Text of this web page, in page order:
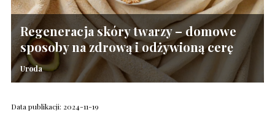
Regeneracja skóry twarzy – domowe
sposoby na zdrową i odżywioną cerę
Uroda
Data publikacji: 2024-11-19